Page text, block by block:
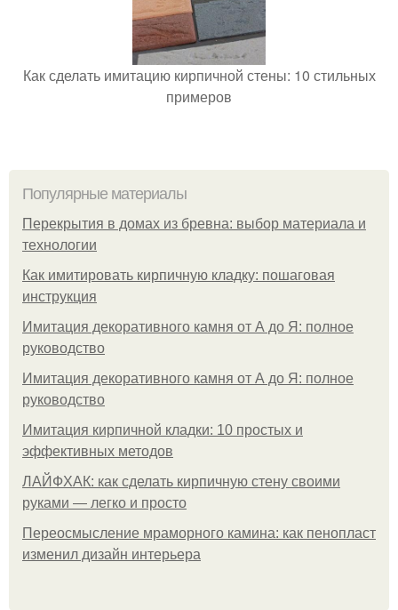
Как сделать имитацию кирпичной стены: 10 стильных
примеров
Популярные материалы
Перекрытия в домах из бревна: выбор материала и
технологии
Как имитировать кирпичную кладку: пошаговая
инструкция
Имитация декоративного камня от А до Я: полное
руководство
Имитация декоративного камня от А до Я: полное
руководство
Имитация кирпичной кладки: 10 простых и
эффективных методов
ЛАЙФХАК: как сделать кирпичную стену своими
руками — легко и просто
Переосмысление мраморного камина: как пенопласт
изменил дизайн интерьера